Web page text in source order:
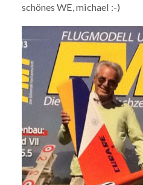
schönes WE, michael :-)